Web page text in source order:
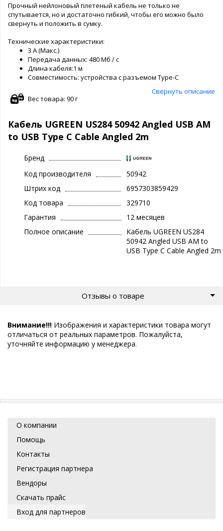
Прочный нейлоновый плетеный кабель не только не
спутывается, но и достаточно гибкий, чтобы его можно было
свернуть и положить в сумку.
Технические характеристики:
3 А (Макс.)
Передача данных: 480 Мб / с
Длина кабеля:1 м
Совместимость: устройства с разъемом Type-C
Свернуть описание
Вес товара: 90 г
Кабель UGREEN US284 50942 Angled USB AM
to USB Type C Cable Angled 2m
Бренд
Код производителя
50942
Штрих код
6957303859429
Код товара
329710
Гарантия
12 месяцев
Полное описание
Кабель UGREEN US284
50942 Angled USB AM to
USB Type C Cable Angled 2m
Отзывы о товаре
Внимание!!! Изображения и характеристики товара могут
отличаться от реальных параметров. Пожалуйста,
уточняйте информацию у менеджера.
О компании
Помощь
Контакты
Регистрация партнера
Вендоры
Скачать прайс
Вход для партнеров